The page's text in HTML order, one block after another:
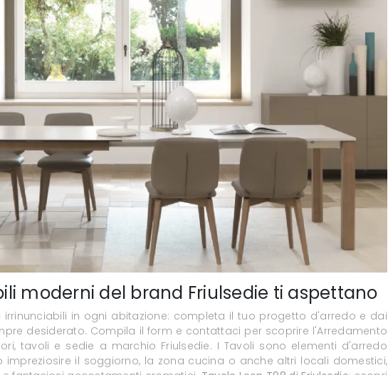
moderni del brand Friulsedie ti aspettano
irrinunciabili in ogni abitazione: completa il tuo progetto d'arredo e dai
desiderato. Compila il form e contattaci per scoprire l'Arredamento
tavoli e sedie a marchio Friulsedie. I Tavoli sono elementi d'arredo
impreziosire il soggiorno, la zona cucina o anche altri locali domestici,